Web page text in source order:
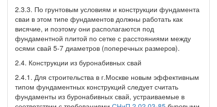
2.3.3. По грунтовым условиям и конструкции фундамента
сваи в этом типе фундаментов должны работать как
висячие, и поэтому они располагаются под
фундаментной плитой по сетке с расстояниями между
осями свай 5-7 диаметров (поперечных размеров).
2.4. Конструкции из буронабивных свай
2.4.1. Для строительства в г.Москве новым эффективным
типом фундаментных конструкций следует считать
фундаменты из буронабивных свай, устраиваемые в